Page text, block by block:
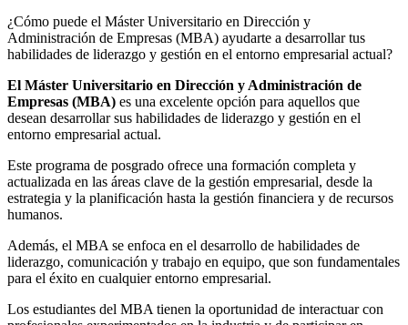
¿Cómo puede el Máster Universitario en Dirección y
Administración de Empresas (MBA) ayudarte a desarrollar tus
habilidades de liderazgo y gestión en el entorno empresarial actual?
El Máster Universitario en Dirección y Administración de
Empresas (MBA) es una excelente opción para aquellos que
desean desarrollar sus habilidades de liderazgo y gestión en el
entorno empresarial actual.
Este programa de posgrado ofrece una formación completa y
actualizada en las áreas clave de la gestión empresarial, desde la
estrategia y la planificación hasta la gestión financiera y de recursos
humanos.
Además, el MBA se enfoca en el desarrollo de habilidades de
liderazgo, comunicación y trabajo en equipo, que son fundamentales
para el éxito en cualquier entorno empresarial.
Los estudiantes del MBA tienen la oportunidad de interactuar con